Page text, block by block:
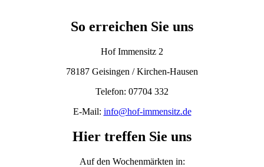
So erreichen Sie uns
Hof Immensitz 2
78187 Geisingen / Kirchen-Hausen
Telefon: 07704 332
E-Mail: info@hof-immensitz.de
Hier treffen Sie uns
Auf den Wochenmärkten in: